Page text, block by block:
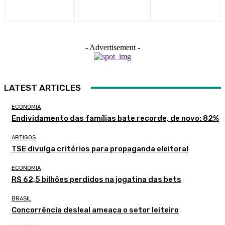
- Advertisement -
LATEST ARTICLES
ECONOMIA
Endividamento das famílias bate recorde, de novo: 82%
ARTIGOS
TSE divulga critérios para propaganda eleitoral
ECONOMIA
R$ 62,5 bilhões perdidos na jogatina das bets
BRASIL
Concorrência desleal ameaça o setor leiteiro